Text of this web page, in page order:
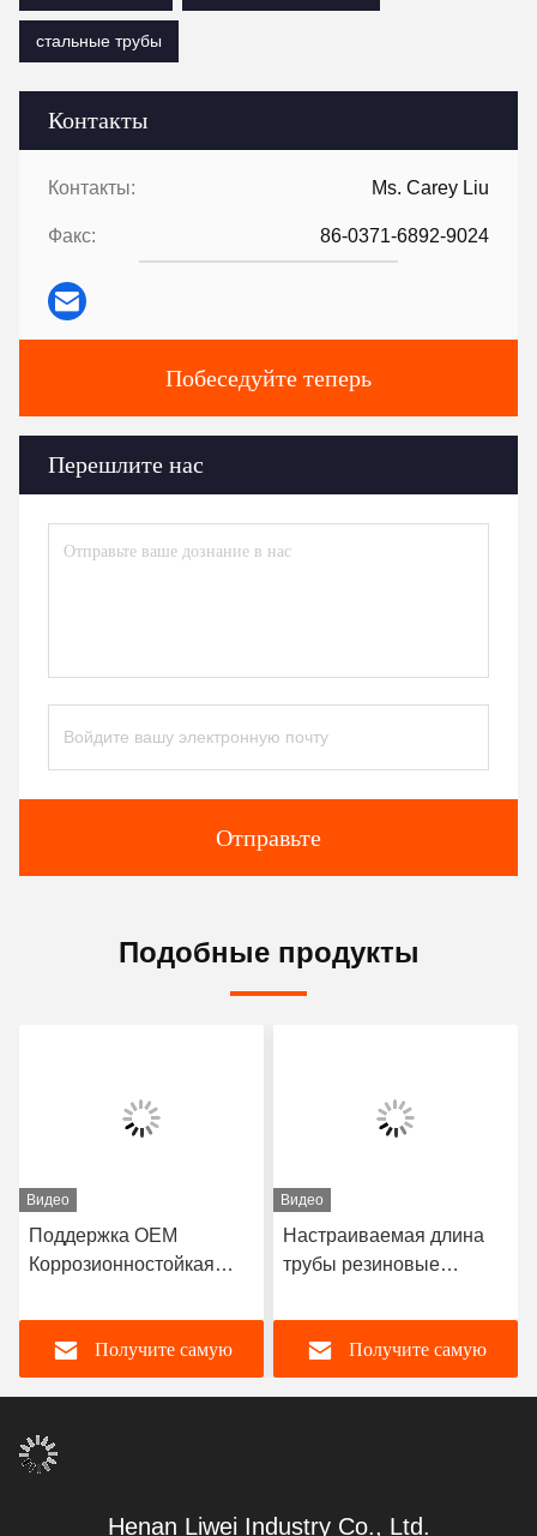
Контакты
Контакты: Ms. Carey Liu
Факс: 86-0371-6892-9024
Побеседуйте теперь
Перешлите нас
Отправьте
стальные трубы
Подобные продукты
Видео
Поддержка OEM
Коррозионностойкая
прочным натуральным
резиновым неопреном
EPDM и нитриловым
материалом для
производительности
Получите самую
Видео
Настраиваемая длина
трубы резиновые
разработанные с
толщиной облицовки 3-8
мм, обеспечивающей
Получите самую
Henan Liwei Industry Co., Ltd.